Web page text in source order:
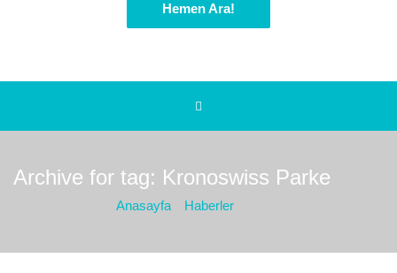
Hemen Ara!
Archive for tag: Kronoswiss Parke
Anasayfa Haberler